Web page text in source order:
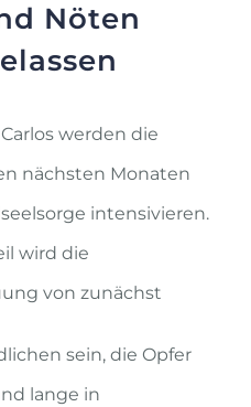
Nöten
werden die
nächsten Monaten
intensivieren.
wird die
von zunächst
sein, die Opfer
lange in